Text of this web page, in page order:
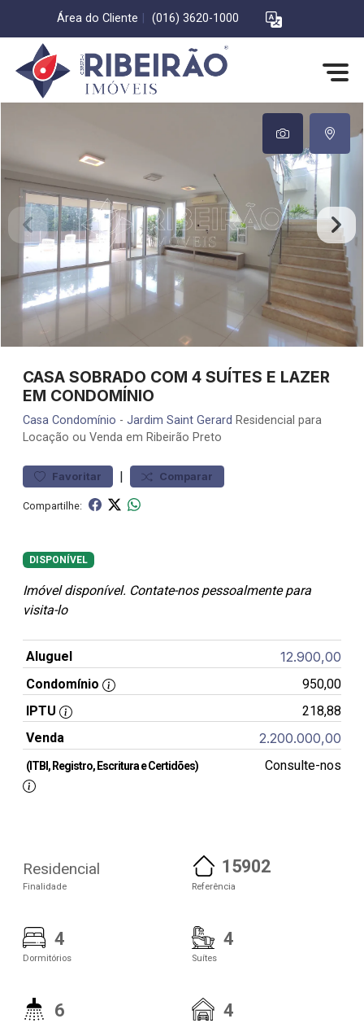
Área do Cliente (016) 3620-1000
CASA SOBRADO COM 4 SUÍTES E LAZER
EM CONDOMÍNIO
Casa Condomínio - Jardim Saint Gerard Residencial para
Locação ou Venda em Ribeirão Preto
Favoritar | Comparar
Compartilhe:
DISPONÍVEL
Imóvel disponível. Contate-nos pessoalmente para
visita-lo
Aluguel 12.900,00
Condomínio
950,00
IPTU
218,88
Venda
2.200.000,00
(ITBI, Registro, Escritura e Certidões) Consulte-nos
Residencial
Finalidade
15902
Referência
4
Dormitórios
4
Suítes
6 4